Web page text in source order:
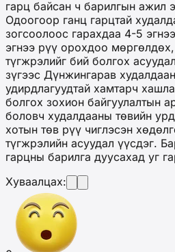
гарц байсан ч барилгын ажил
Одоогоор ганц гарцтай
зогсоолоос гарахдаа 4-5
эгнээ рүү орохдоо
түгжрэлийг бий болгох
зүгээс Дүнжингарав
удирдлагуудтай хамтарч
болгох зохион байгуулалтын
боловч худалдааны төвийн
хотын төв рүү чиглэсэн
түгжрэлийн асуудал үүсдэг.
гарцны барилга дуусахад уг
Хуваалцах: